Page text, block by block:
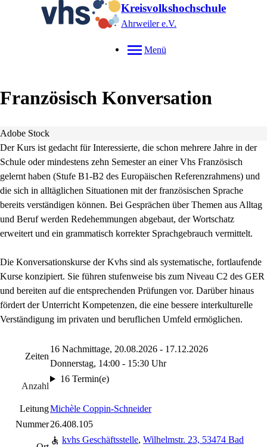
Kreisvolkshochschule
Ahrweiler e.V.
Menü
Französisch Konversation
Adobe Stock
Der Kurs ist gedacht für Interessierte, die schon mehrere Jahre in der
Schule oder mindestens zehn Semester an einer Vhs Französisch
gelernt haben (Stufe B1-B2 des Europäischen Referenzrahmens) und
die sich in alltäglichen Situationen mit der französischen Sprache
bereits verständigen können. Bei Gesprächen über Themen aus Alltag
und Beruf werden Redehemmungen abgebaut, der Wortschatz
erweitert und ein grammatisch korrekter Sprachgebrauch vermittelt.
Die Konversationskurse der Kvhs sind als systematische, fortlaufende
Kurse konzipiert. Sie führen stufenweise bis zum Niveau C2 des GER
und bereiten auf die entsprechenden Prüfungen vor. Darüber hinaus
fördert der Unterricht Kompetenzen, die eine bessere interkulturelle
Verständigung im privaten und beruflichen Umfeld ermöglichen.
Zeiten
16 Nachmittage, 20.08.2026 - 17.12.2026
Donnerstag, 14:00 - 15:30 Uhr
Anzahl
16 Termin(e)
LeitungMichèle Coppin-Schneider
Nummer26.408.105
kvhs Geschäftsstelle, Wilhelmstr. 23, 53474 Bad